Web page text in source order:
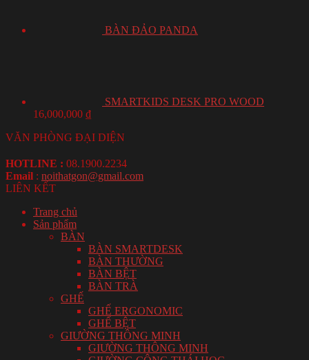
BÀN ĐẢO PANDA
SMARTKIDS DESK PRO WOOD
16,000,000 ₫
VĂN PHÒNG ĐẠI DIỆN
HOTLINE : 08.1900.2234
Email : noithatgon@gmail.com
LIÊN KẾT
Trang chủ
Sản phẩm
BÀN
BÀN SMARTDESK
BÀN THƯỜNG
BÀN BỆT
BÀN TRÀ
GHẾ
GHẾ ERGONOMIC
GHẾ BỆT
GIƯỜNG THÔNG MINH
GIƯỜNG THÔNG MINH